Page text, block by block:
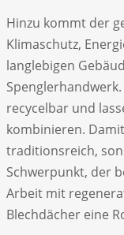
Hinzu kommt der
Klimaschutz,
langlebigen
recycelbar und
kombinieren.
traditionsreich,
Schwerpunkt, der
Arbeit mit
Blechdächer eine